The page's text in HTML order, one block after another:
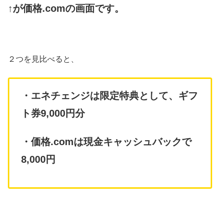
↑が価格.comの画面です。
２つを見比べると、
・エネチェンジは限定特典として、ギフ
ト券9,000円分
・価格.comは現金キャッシュバックで
8,000円